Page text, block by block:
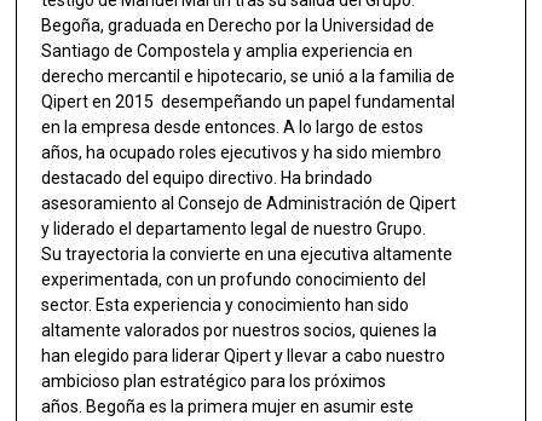
Begoña, graduada en Derecho por la Universidad de
Santiago de Compostela y amplia experiencia en
derecho mercantil e hipotecario, se unió a la familia de
Qipert en 2015 desempeñando un papel fundamental
en la empresa desde entonces. A lo largo de estos
años, ha ocupado roles ejecutivos y ha sido miembro
destacado del equipo directivo. Ha brindado
asesoramiento al Consejo de Administración de Qipert
y liderado el departamento legal de nuestro Grupo.
Su trayectoria la convierte en una ejecutiva altamente
experimentada, con un profundo conocimiento del
sector. Esta experiencia y conocimiento han sido
altamente valorados por nuestros socios, quienes la
han elegido para liderar Qipert y llevar a cabo nuestro
ambicioso plan estratégico para los próximos
años. Begoña es la primera mujer en asumir este